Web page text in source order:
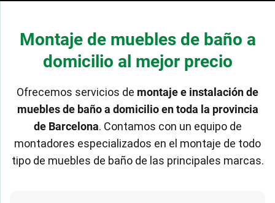
Montaje de muebles de baño a
domicilio al mejor precio
Ofrecemos servicios de montaje e instalación de
muebles de baño a domicilio en toda la provincia
de Barcelona. Contamos con un equipo de
montadores especializados en el montaje de todo
tipo de muebles de baño de las principales marcas.